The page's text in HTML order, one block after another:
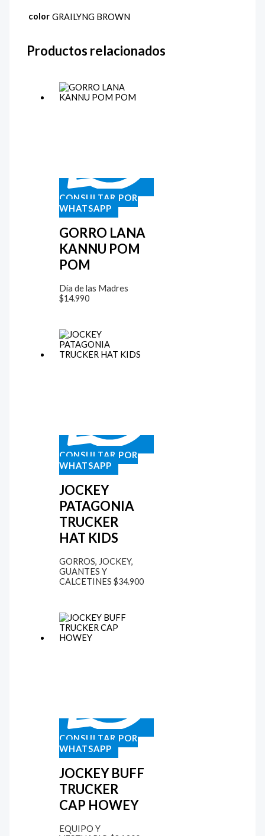
color GRAILYNG BROWN
Productos relacionados
CONSULTAR POR
WHATSAPP
GORRO LANA
KANNU POM
POM
Día de las Madres
$14.990
CONSULTAR POR
WHATSAPP
JOCKEY
PATAGONIA
TRUCKER
HAT KIDS
GORROS, JOCKEY,
GUANTES Y
CALCETINES $34.900
CONSULTAR POR
WHATSAPP
JOCKEY BUFF
TRUCKER
CAP HOWEY
EQUIPO Y